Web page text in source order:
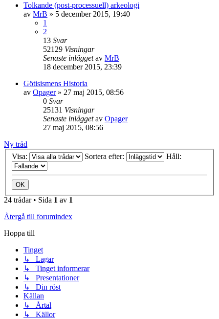
Tolkande (post-processuell) arkeologi
av MrB » 5 december 2015, 19:40
1
2
13 Svar
52129 Visningar
Senaste inläggetav MrB
18 december 2015, 23:39
Götisismens Historia
av Opager» 27 maj 2015, 08:56
0 Svar
25131 Visningar
Senaste inläggetav Opager
27 maj 2015, 08:56
Ny tråd
Visa:
Sortera efter: Håll:
24 trådar • Sida 1 av 1
Återgå till forumindex
Hoppa till
Tinget
↳ Lagar
↳ Tinget informerar
↳ Presentationer
↳ Din röst
Källan
↳ Årtal
↳ Källor